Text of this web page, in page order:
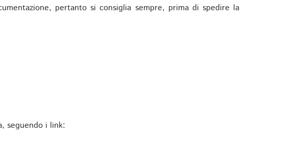
pertanto si consiglia sempre, prima di spedire la
seguendo i link: